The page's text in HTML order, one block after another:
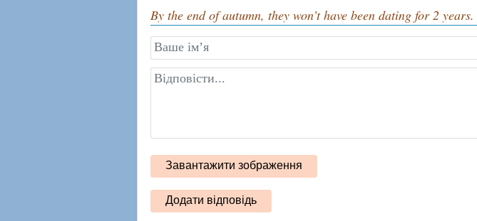
By the end of autumn, they won’t have been dating for 2 years.